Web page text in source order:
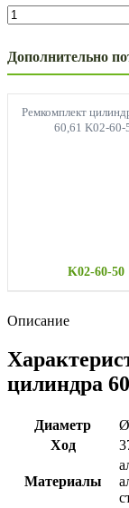
Дополнительно
Ремкомплект
60,61 K02-60-
K02-60-50
Описание
цилиндра
Диаметр
Ход
Материалы